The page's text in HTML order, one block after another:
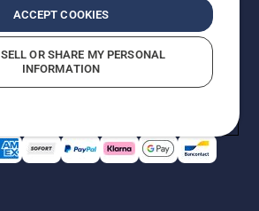
o raffigurato non costituisce
privacyRiferimentiCGVF Negozio online
di presunte violazioni
ACCEPT COOKIES
OR SHARE MY PERSONAL
INFORMATION